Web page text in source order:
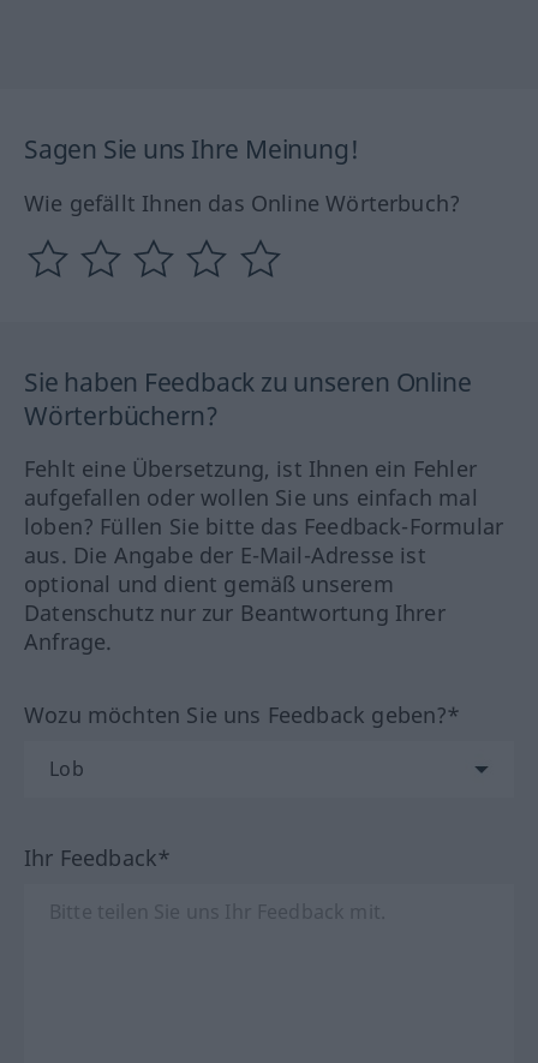
Sagen Sie uns Ihre Meinung!
Wie gefällt Ihnen das Online Wörterbuch?
Sie haben Feedback zu unseren Online
Wörterbüchern?
Fehlt eine Übersetzung, ist Ihnen ein Fehler
aufgefallen oder wollen Sie uns einfach mal
loben? Füllen Sie bitte das Feedback-Formular
aus. Die Angabe der E-Mail-Adresse ist
optional und dient gemäß unserem
Datenschutz nur zur Beantwortung Ihrer
Anfrage.
Wozu möchten Sie uns Feedback geben?*
Ihr Feedback*